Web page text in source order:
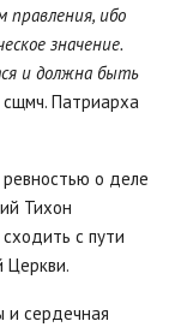
правления, ибо
значение.
и должна быть
Патриарха
о деле
Тихон
с пути
Церкви.
и сердечная